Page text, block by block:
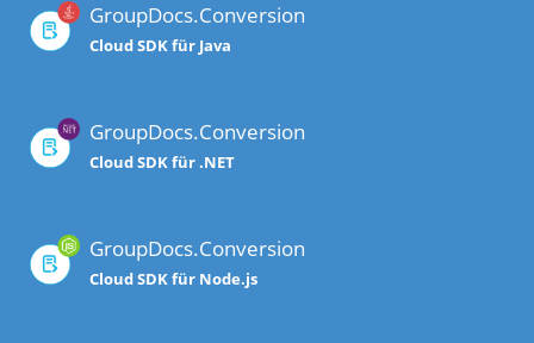
GroupDocs.Conversion
Cloud SDK für Java
GroupDocs.Conversion
Cloud SDK für .NET
GroupDocs.Conversion
Cloud SDK für Node.js